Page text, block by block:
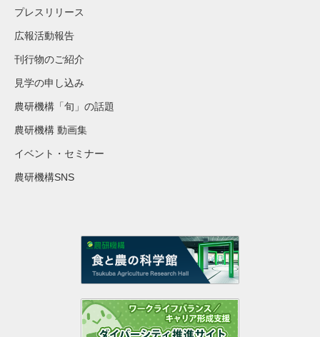
プレスリリース
広報活動報告
刊行物のご紹介
見学の申し込み
農研機構「旬」の話題
農研機構 動画集
イベント・セミナー
農研機構SNS